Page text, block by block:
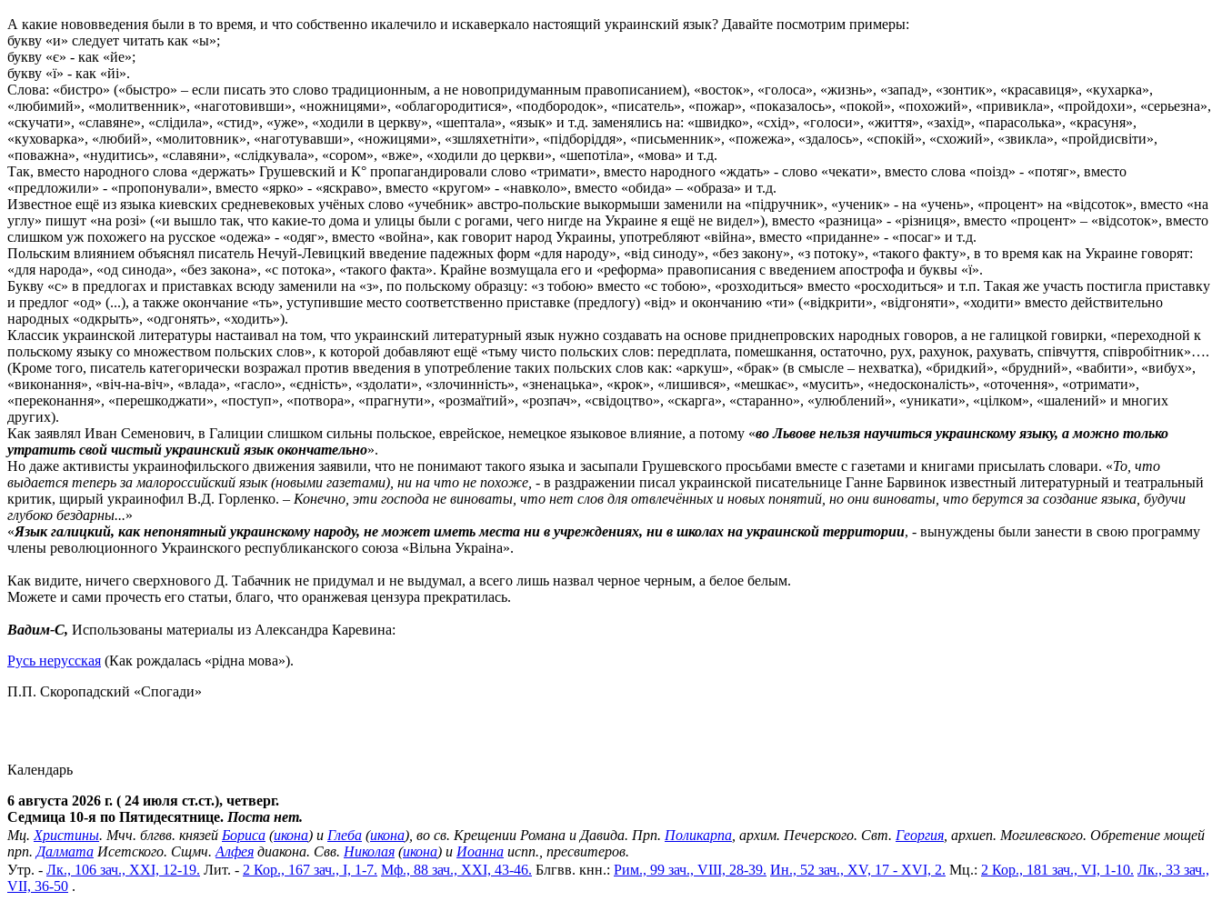
А какие нововведения были в то время, и что собственно икалечило и искаверкало настоящий украинский язык? Давайте посмотрим примеры:
букву «и» следует читать как «ы»;
букву «є» - как «йе»;
букву «ї» - как «йі».
Слова: «бистро» («быстро» – если писать это слово традиционным, а не новопридуманным правописанием), «восток», «голоса», «жизнь», «запад», «зонтик», «красавиця», «кухарка»,
«любимий», «молитвенник», «наготовивши», «ножницями», «облагородитися», «подбородок», «писатель», «пожар», «показалось», «покой», «похожий», «привикла», «пройдохи», «серьезна»,
«скучати», «славяне», «слідила», «стид», «уже», «ходили в церкву», «шептала», «язык» и т.д. заменялись на: «швидко», «схід», «голоси», «життя», «захід», «парасолька», «красуня»,
«куховарка», «любий», «молитовник», «наготувавши», «ножицями», «зшляхетніти», «підборіддя», «письменник», «пожежа», «здалось», «спокій», «схожий», «звикла», «пройдисвіти»,
«поважна», «нудитись», «славяни», «слідкувала», «сором», «вже», «ходили до церкви», «шепотіла», «мова» и т.д.
Так, вместо народного слова «держать» Грушевский и К° пропагандировали слово «тримати», вместо народного «ждать» - слово «чекати», вместо слова «поізд» - «потяг», вместо
«предложили» - «пропонували», вместо «ярко» - «яскраво», вместо «кругом» - «навколо», вместо «обида» – «образа» и т.д.
Известное ещё из языка киевских средневековых учёных слово «учебник» австро-польские выкормыши заменили на «підручник», «ученик» - на «учень», «процент» на «відсоток», вместо «на
углу» пишут «на розі» («и вышло так, что какие-то дома и улицы были с рогами, чего нигде на Украине я ещё не видел»), вместо «разница» - «різниця», вместо «процент» – «відсоток», вместо
слишком уж похожего на русское «одежа» - «одяг», вместо «война», как говорит народ Украины, употребляют «війна», вместо «приданне» - «посаг» и т.д.
Польским влиянием объяснял писатель Нечуй-Левицкий введение падежных форм «для народу», «від синоду», «без закону», «з потоку», «такого факту», в то время как на Украине говорят:
«для народа», «од синода», «без закона», «с потока», «такого факта». Крайне возмущала его и «реформа» правописания с введением апострофа и буквы «ї».
Букву «с» в предлогах и приставках всюду заменили на «з», по польскому образцу: «з тобою» вместо «с тобою», «розходиться» вместо «росходиться» и т.п. Такая же участь постигла приставку
и предлог «од» (...), а также окончание «ть», уступившие место соответственно приставке (предлогу) «від» и окончанию «ти» («відкрити», «відгоняти», «ходити» вместо действительно
народных «одкрыть», «одгонять», «ходить»).
Классик украинской литературы настаивал на том, что украинский литературный язык нужно создавать на основе приднепровских народных говоров, а не галицкой говирки, «переходной к
польскому языку со множеством польских слов», к которой добавляют ещё «тьму чисто польских слов: передплата, помешкання, остаточно, рух, рахунок, рахувать, співчуття, співробітник»….
(Кроме того, писатель категорически возражал против введения в употребление таких польских слов как: «аркуш», «брак» (в смысле – нехватка), «бридкий», «брудний», «вабити», «вибух»,
«виконання», «віч-на-віч», «влада», «гасло», «єдність», «здолати», «злочинність», «зненацька», «крок», «лишився», «мешкає», «мусить», «недосконалість», «оточення», «отримати»,
«переконання», «перешкоджати», «поступ», «потвора», «прагнути», «розмаїтий», «розпач», «свідоцтво», «скарга», «старанно», «улюблений», «уникати», «цілком», «шалений» и многих
других).
Как заявлял Иван Семенович, в Галиции слишком сильны польское, еврейское, немецкое языковое влияние, а потому «во Львове нельзя научиться украинскому языку, а можно только
утратить свой чистый украинский язык окончательно».
Но даже активисты украинофильского движения заявили, что не понимают такого языка и засыпали Грушевского просьбами вместе с газетами и книгами присылать словари. «То, что
выдается теперь за малороссийский язык (новыми газетами), ни на что не похоже, - в раздражении писал украинской писательнице Ганне Барвинок известный литературный и театральный
критик, щирый украинофил В.Д. Горленко. – Конечно, эти господа не виноваты, что нет слов для отвлечённых и новых понятий, но они виноваты, что берутся за создание языка, будучи
глубоко бездарны...»
«Язык галицкий, как непонятный украинскому народу, не может иметь места ни в учреждениях, ни в школах на украинской территории, - вынуждены были занести в свою программу
члены революционного Украинского республиканского союза «Вільна Украіна».
Как видите, ничего сверхнового Д. Табачник не придумал и не выдумал, а всего лишь назвал черное черным, а белое белым.
Можете и сами прочесть его статьи, благо, что оранжевая цензура прекратилась.
Вадим-С, Использованы материалы из Александра Каревина:
Русь нерусская (Как рождалась «рідна мова»).
П.П. Скоропадский «Спогади»
Календарь
6 августа 2026 г. ( 24 июля ст.ст.), четверг.
Седмица 10-я по Пятидесятнице. Поста нет.
Мц. Христины. Мчч. блгвв. князей Бориса (икона) и Глеба (икона), во св. Крещении Романа и Давида. Прп. Поликарпа , архим. Печерского. Свт. Георгия , архиеп. Могилевского. Обретение мощей
прп. Далмата Исетского. Сщмч. Алфея диакона. Свв. Николая (икона) и Иоанна испп., пресвитеров.
Утр. - Лк., 106 зач., XXI, 12-19. Лит. - 2 Кор., 167 зач., I, 1-7. Мф., 88 зач., XXI, 43-46. Блгвв. кнн.: Рим., 99 зач., VIII, 28-39. Ин., 52 зач., XV, 17 - XVI, 2. Мц.: 2 Кор., 181 зач., VI, 1-10. Лк., 33 зач.,
VII, 36-50 .